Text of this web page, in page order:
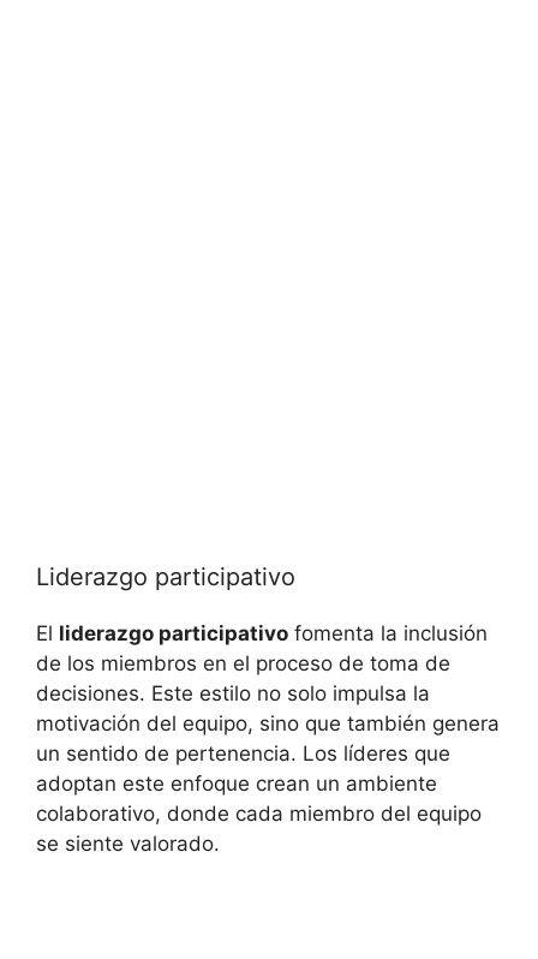
Liderazgo participativo
El liderazgo participativo fomenta la inclusión
de los miembros en el proceso de toma de
decisiones. Este estilo no solo impulsa la
motivación del equipo, sino que también genera
un sentido de pertenencia. Los líderes que
adoptan este enfoque crean un ambiente
colaborativo, donde cada miembro del equipo
se siente valorado.